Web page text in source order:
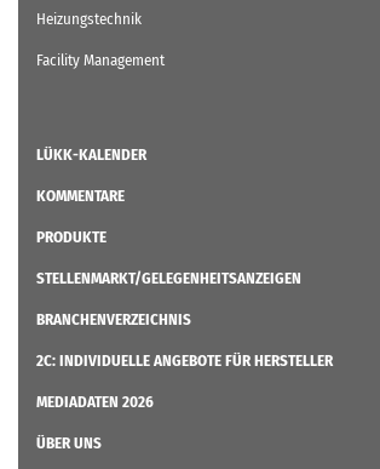
Heizungstechnik
Facility Management
LÜKK-KALENDER
KOMMENTARE
PRODUKTE
STELLENMARKT/GELEGENHEITSANZEIGEN
BRANCHENVERZEICHNIS
2C: INDIVIDUELLE ANGEBOTE FÜR HERSTELLER
MEDIADATEN 2026
ÜBER UNS